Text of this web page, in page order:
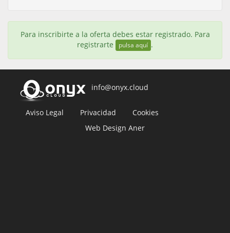
Para inscribirte a la oferta debes estar registrado. Para
registrarte
pulsa aquí .
info@onyx.cloud
Aviso Legal Privacidad
Cookies
Web Design Aner